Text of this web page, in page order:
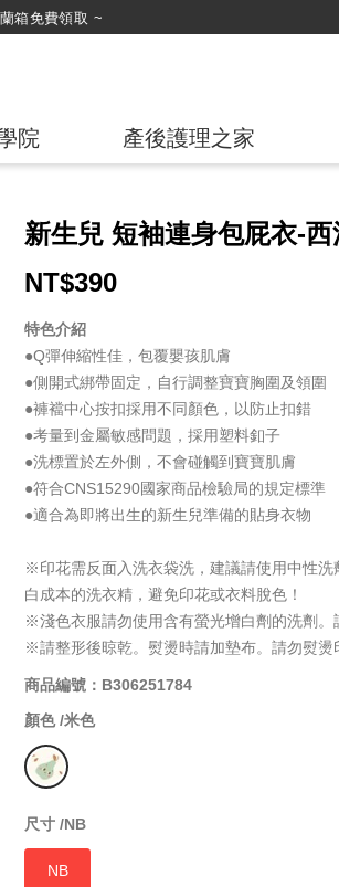
院 產後護理之家
新生兒 短袖連身包屁衣-西
NT$390
特色介紹
●Q彈伸縮性佳，包覆嬰孩肌膚
●側開式綁帶固定，自行調整寶寶胸圍及領圍
●褲襠中心按扣採用不同顏色，以防止扣錯
●考量到金屬敏感問題，採用塑料釦子
●洗標置於左外側，不會碰觸到寶寶肌膚
●符合CNS15290國家商品檢驗局的規定標準
●適合為即將出生的新生兒準備的貼身衣物
※印花需反面入洗衣袋洗，建議請使用中性
白成本的洗衣精，避免印花或衣料脫色！
※淺色衣服請勿使用含有螢光增白劑的洗劑。
※請整形後晾乾。熨燙時請加墊布。請勿熨燙
商品編號：B306251784
顏色 /米色
尺寸 /NB
NB